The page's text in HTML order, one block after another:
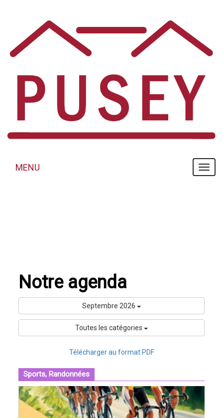
MENU
MENU
Notre agenda
Septembre 2026
Toutes les catégories
Télécharger au format PDF
Sports, Randonnées